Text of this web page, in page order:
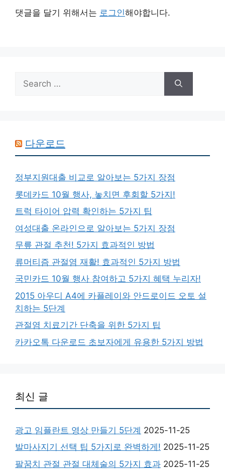
댓글을 달기 위해서는 로그인해야합니다.
Search
for:
다운로드
정부지원대출 비교로 알아보는 5가지 장점
롯데카드 10월 행사, 놓치면 후회할 5가지!
트럭 타이어 압력 확인하는 5가지 팁
여성대출 온라인으로 알아보는 5가지 장점
무릎 관절 추천! 5가지 효과적인 방법
류머티즘 관절염 재활! 효과적인 5가지 방법
국민카드 10월 행사 참여하고 5가지 혜택 누리자!
2015 아우디 A4에 카플레이와 안드로이드 오토 설
치하는 5단계
관절염 치료기간 단축을 위한 5가지 팁
카카오톡 다운로드 초보자에게 유용한 5가지 방법
최신 글
광고 임플란트 영상 만들기 5단계 2025-11-25
발마사지기 선택 팁 5가지로 완벽하게! 2025-11-25
팔꿈치 관절 관절 대체술의 5가지 효과 2025-11-25